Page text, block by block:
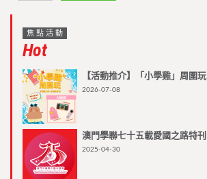
焦點活動
Hot
【活動推介】「小學雞」周圍玩
2026-07-08
澳門學聯七十五載愛國之路特刊
2025-04-30